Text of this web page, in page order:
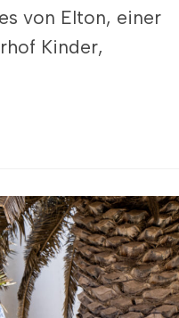
von Elton, einer
Kinder,